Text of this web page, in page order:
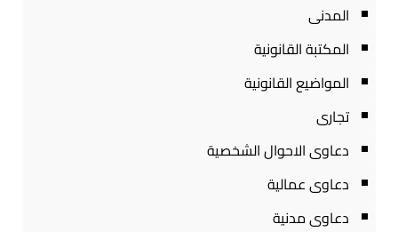
المدنى
المكتبة القانونية
المواضيع القانونية
تجارى
دعاوى الاحوال الشخصية
دعاوى عمالية
دعاوى مدنية